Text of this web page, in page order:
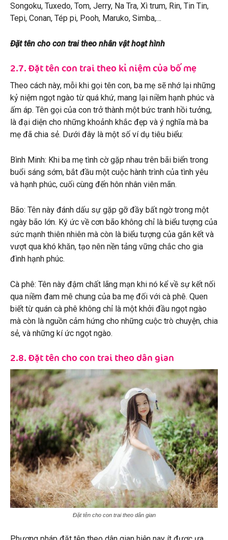
Songoku, Tuxedo, Tom, Jerry, Na Tra, Xì trum, Rin, Tin Tin,
Tepi, Conan, Tép pi, Pooh, Maruko, Simba,…
Đặt tên cho con trai theo nhân vật hoạt hình
2.7. Đặt tên con trai theo kỉ niệm của bố mẹ
Theo cách này, mỗi khi gọi tên con, ba mẹ sẽ nhớ lại những
kỷ niệm ngọt ngào từ quá khứ, mang lại niềm hạnh phúc và
ấm áp. Tên gọi của con trở thành một bức tranh hồi tưởng,
là đại diện cho những khoảnh khắc đẹp và ý nghĩa mà ba
mẹ đã chia sẻ. Dưới đây là một số ví dụ tiêu biểu:
Bình Minh: Khi ba mẹ tình cờ gặp nhau trên bãi biển trong
buổi sáng sớm, bắt đầu một cuộc hành trình của tình yêu
và hạnh phúc, cuối cùng đến hôn nhân viên mãn.
Bão: Tên này đánh dấu sự gặp gỡ đầy bất ngờ trong một
ngày bão lớn. Ký ức về cơn bão không chỉ là biểu tượng của
sức mạnh thiên nhiên mà còn là biểu tượng của gắn kết và
vượt qua khó khăn, tạo nên nền tảng vững chắc cho gia
đình hạnh phúc.
Cà phê: Tên này đậm chất lãng mạn khi nó kể về sự kết nối
qua niềm đam mê chung của ba mẹ đối với cà phê. Quen
biết từ quán cà phê không chỉ là một khởi đầu ngọt ngào
mà còn là nguồn cảm hứng cho những cuộc trò chuyện, chia
sẻ, và những kí ức ngọt ngào.
2.8. Đặt tên cho con trai theo dân gian
Đặt tên cho con trai theo dân gian